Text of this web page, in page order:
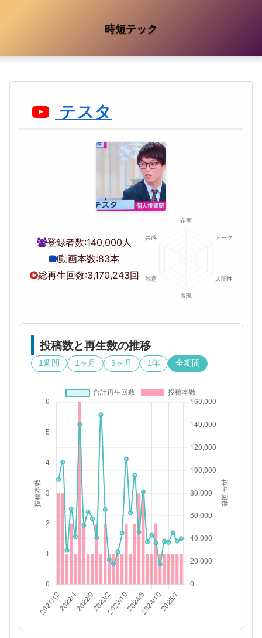
時短テック
テスタ
登録者数:140,000人
動画本数:83本
総再生回数:3,170,243回
投稿数と再生数の推移
1週間 1ヶ月 3ヶ月 1年 全期間